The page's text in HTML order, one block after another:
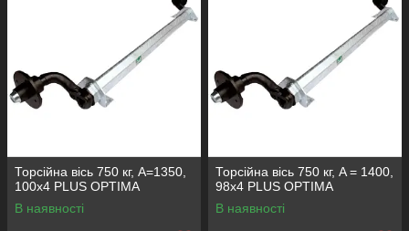
Торсійна вісь 750 кг, А=1350,
100х4 PLUS OPTIMA
В наявності
Торсійна вісь 750 кг, A = 1400,
98x4 PLUS OPTIMA
В наявності